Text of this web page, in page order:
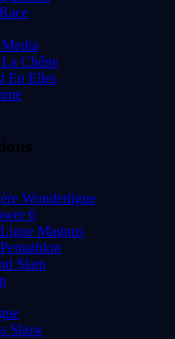
Chêne
En Elles
Wonderligue
6
Magnus
Slam
Show